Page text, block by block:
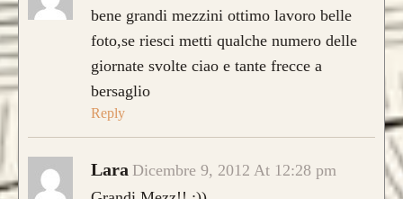
CONFIGURA E ORDINA IL
TUO LONGBOW
bene grandi mezzini ottimo lavoro belle
foto,se riesci metti qualche numero delle
giornate svolte ciao e tante frecce a
bersaglio
Reply
Lara Dicembre 9, 2012 At 12:28 pm